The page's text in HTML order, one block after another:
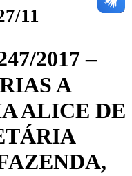
11
2017 –
A
ALICE DE